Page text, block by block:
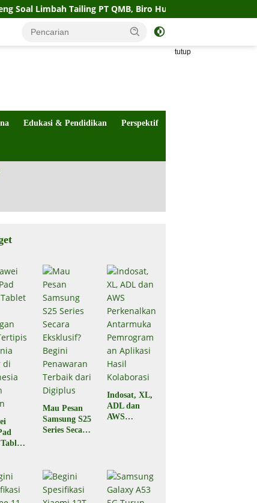
Tailing PT QMB, Biro Hukum Sebut Pemprov Siap
tutup
Edukasi & Pendidikan Perspektif
di
Mau Pesan
Samsung S25
Series Secara
Terbaik dari
Digiplus
Indosat, XL,
ADL dan
AWS
Hasil
Kolaborasi